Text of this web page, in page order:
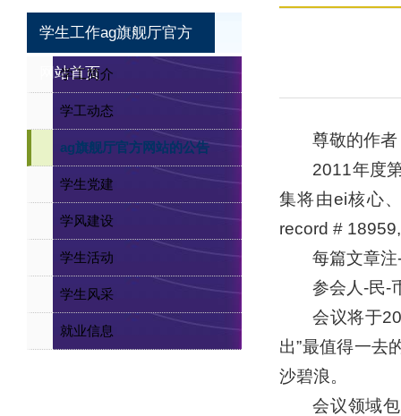
学生工作ag旗舰厅官方
网站首页
学工简介
学工动态
ag旗舰厅官方网站的公告
学生党建
学风建设
学生活动
学生风采
就业信息
尊敬的作
2011年度
集将由ei核心
record #
每篇文章
参会人-民-
会议将于
出”最值得一去
沙碧浪。
会议领域